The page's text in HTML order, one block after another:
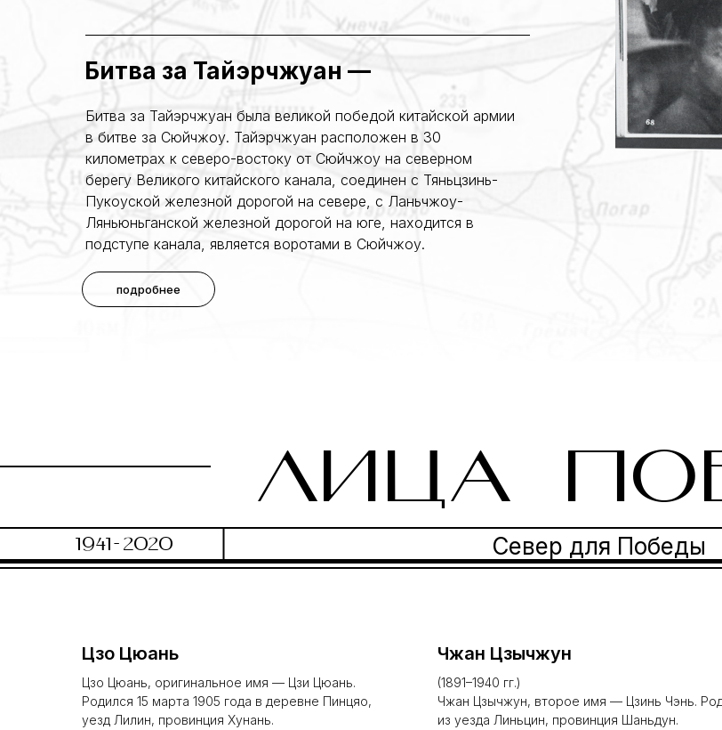
Битва за Тайэрчжуан была великой победой китайской армии
в битве за Сюйчжоу. Тайэрчжуан расположен в 30
километрах к северо-востоку от Сюйчжоу на северном
берегу Великого китайского канала, соединен с Тяньцзинь-
Пукоуской железной дорогой на севере, с Ланьчжоу-
Ляньюньганской железной дорогой на юге, находится в
подступе канала, является воротами в Сюйчжоу.
Битва за Тайэрчжуан —
подробнее
1941-2020
ЛИЦА
Север для Победы
Цзо Цюань
Цзо Цюань, оригинальное имя — Цзи Цюань.
Родился 15 марта 1905 года в деревне Пинцяо,
уезд Лилин, провинция Хунань.
Чжан Цзычжун
(1891–1940 гг.)
Чжан Цзычжун, второе имя — Цзинь Чэнь.
из уезда Линьцин, провинция Шаньдун.